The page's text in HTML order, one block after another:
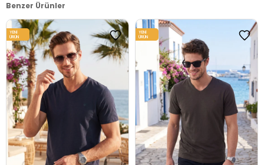
Benzer Ürünler
YENI
ÜRÜN
YENI
ÜRÜN